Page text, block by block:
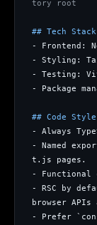
tory root
## Tech Stack
- Frontend:
- Styling:
- Testing:
- Package
## Code Style
- Always
- Named
t.js pages.
- Functional
- RSC by
browser APIs
- Prefer